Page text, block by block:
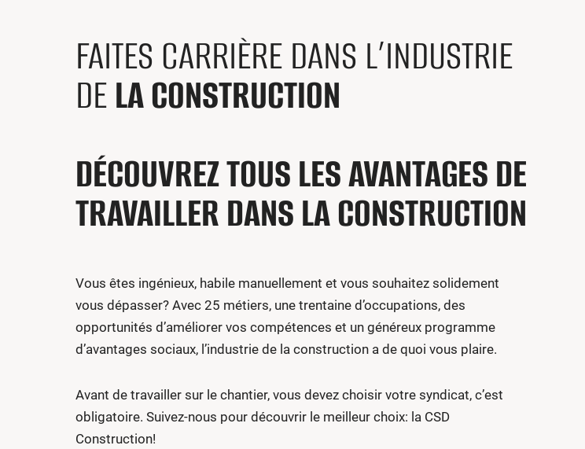
FAITES CARRIÈRE DANS L’INDUSTRIE
DELA CONSTRUCTION
DÉCOUVREZ TOUS LES AVANTAGES DE
TRAVAILLER DANS LA CONSTRUCTION
Vous êtes ingénieux, habile manuellement et vous souhaitez solidement
vous dépasser? Avec 25 métiers, une trentaine d’occupations, des
opportunités d’améliorer vos compétences et un généreux programme
d’avantages sociaux, l’industrie de la construction a de quoi vous plaire.
Avant de travailler sur le chantier, vous devez choisir votre syndicat, c’est
obligatoire. Suivez-nous pour découvrir le meilleur choix: la CSD
Construction!